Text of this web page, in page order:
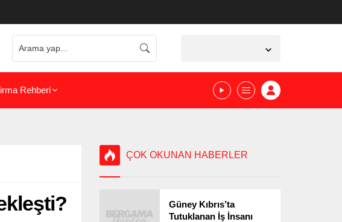
Rehberi
ÇOK OKUNAN HABERLER
Güney Kıbrıs’ta
Tutuklanan İş İnsanı